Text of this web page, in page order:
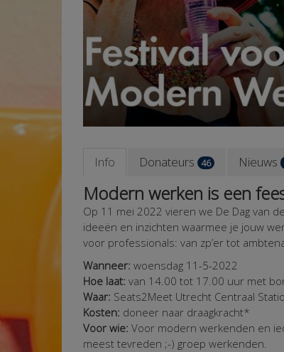
Info Donateurs 46 Nieuws
Modern werken is een
Op 11 mei 2022 vieren we De Dag van
ideeën en inzichten waarmee je jouw
voor professionals: van zp’er tot
Wanneer: woensdag 11-5-2022
Hoe laat: van 14.00 tot 17.00 uur met
Waar: Seats2Meet Utrecht Centraal
Kosten: doneer naar draagkracht*
Voor wie: Voor modern werkenden en
meest tevreden ;-) groep werkenden.